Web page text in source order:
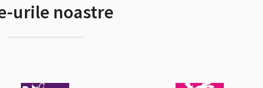
urile noastre